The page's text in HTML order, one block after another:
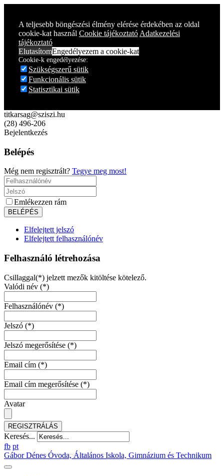
A teljesebb böngészési élmény elérése érdekében az oldal
cookie-kat használ Cookie tájékoztató Adatkezelési
tájékoztató
ElutasítomEngedélyezem a cookie-kat
Cookie-k engedélyezése:
Szükségszerű sütik
Funkcionális sütik
Statisztikai sütik
titkarsag@sziszi.hu
(28) 496-206
Bejelentkezés
Belépés
Még nem regisztrált? Tegye meg most!
Emlékezzen rám
Elfelejtett jelszó
Elfelejtett felhasználónév
Felhasználó létrehozása
Csillaggal(*) jelzett mezők kitöltése kötelező.
Valódi név (*)
Felhasználónév (*)
Jelszó (*)
Jelszó megerősítése (*)
Email cím (*)
Email cím megerősítése (*)
Avatar
REGISZTRÁLÁS
Keresés...
fb pt
Gábor Dénes Óvoda, Általános Iskola, Gimnázium és Technikum